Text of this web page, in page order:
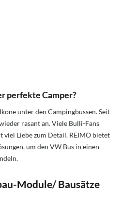
perfekte Camper?
unter den Campingbussen. Seit
rasant an. Viele Bulli-Fans
viel Liebe zum Detail. REIMO bietet
um den VW Bus in einen
Module/ Bausätze